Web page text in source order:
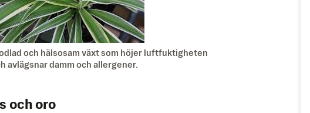
och hälsosam växt som höjer luftfuktigheten
avlägsnar damm och allergener.
och oro